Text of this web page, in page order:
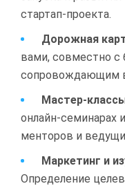
стартап-проекта.
Дорожная
вами, совместно с
сопровождающим
Мастер-
онлайн-семинарах
менторов и
Маркетинг и
Определение